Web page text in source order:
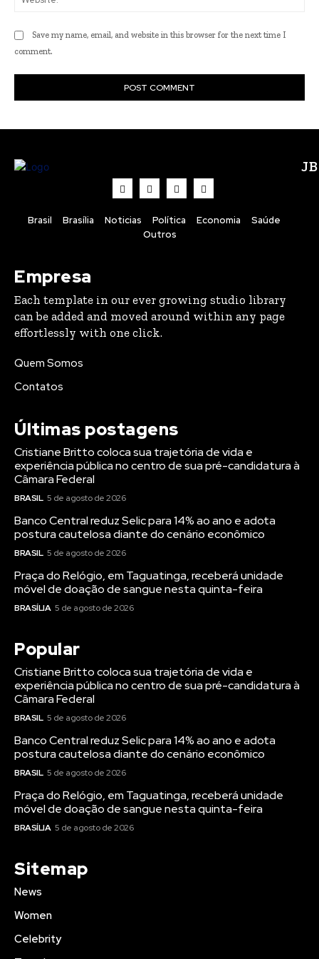
Save my name, email, and website in this browser for the next time I
comment.
Brasil Brasília Noticias Política Economia
Saúde
Outros
Empresa
Each template in our ever growing studio library
can be added and moved around within any page
effortlessly with one click.
Quem Somos
Contatos
Últimas postagens
Cristiane Britto coloca sua trajetória de vida e
experiência pública no centro de sua pré-candidatura à
Câmara Federal
BRASIL 5 de agosto de 2026
Banco Central reduz Selic para 14% ao ano e adota
postura cautelosa diante do cenário econômico
BRASIL 5 de agosto de 2026
Praça do Relógio, em Taguatinga, receberá unidade
móvel de doação de sangue nesta quinta-feira
BRASÍLIA 5 de agosto de 2026
Popular
Cristiane Britto coloca sua trajetória de vida e
experiência pública no centro de sua pré-candidatura à
Câmara Federal
BRASIL 5 de agosto de 2026
Banco Central reduz Selic para 14% ao ano e adota
postura cautelosa diante do cenário econômico
BRASIL 5 de agosto de 2026
Praça do Relógio, em Taguatinga, receberá unidade
móvel de doação de sangue nesta quinta-feira
BRASÍLIA 5 de agosto de 2026
Sitemap
News
Women
Celebrity